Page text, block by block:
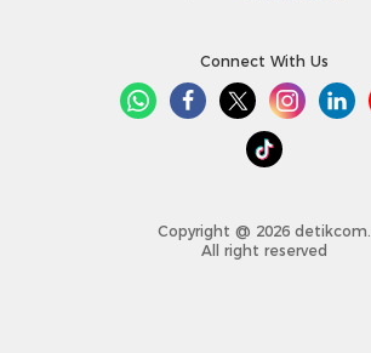
Connect With Us
Copyright @ 2026 detikcom.
All right reserved